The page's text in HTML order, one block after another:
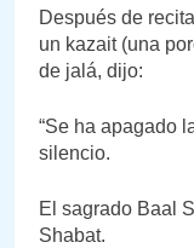
Después de
un kazait (una
de jalá, dijo:
“Se ha apagado
silencio.
El sagrado Baal
Shabat.